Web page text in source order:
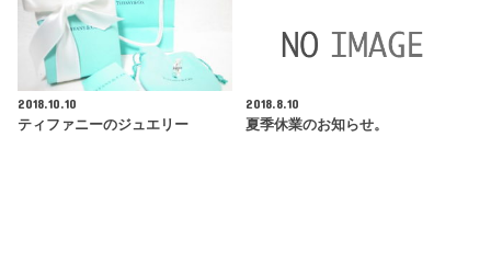
2018.10.10
ティファニーのジュエリー
2018.8.10
夏季休業のお知らせ。